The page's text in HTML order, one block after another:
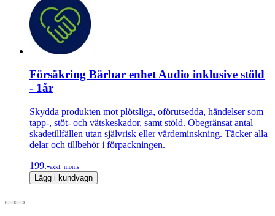
Försäkring Bärbar enhet Audio inklusive stöld
- 1år
Skydda produkten mot plötsliga, oförutsedda, händelser som
tapp-, stöt- och vätskeskador, samt stöld. Obegränsat antal
skadetillfällen utan självrisk eller värdeminskning. Täcker alla
delar och tillbehör i förpackningen.
199.-exkl. moms
Lägg i kundvagn